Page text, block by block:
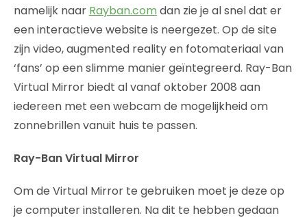
namelijk naar Rayban.com dan zie je al snel dat er
een interactieve website is neergezet. Op de site
zijn video, augmented reality en fotomateriaal van
‘fans’ op een slimme manier geïntegreerd. Ray-Ban
Virtual Mirror biedt al vanaf oktober 2008 aan
iedereen met een webcam de mogelijkheid om
zonnebrillen vanuit huis te passen.
Ray-Ban Virtual Mirror
Om de Virtual Mirror te gebruiken moet je deze op
je computer installeren. Na dit te hebben gedaan